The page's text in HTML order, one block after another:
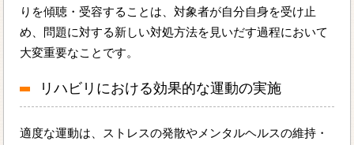
りを傾聴・受容することは、対象者が自分自身を受け止
め、問題に対する新しい対処方法を見いだす過程において
大変重要なことです。
リハビリにおける効果的な運動の実施
適度な運動は、ストレスの発散やメンタルヘルスの維持・